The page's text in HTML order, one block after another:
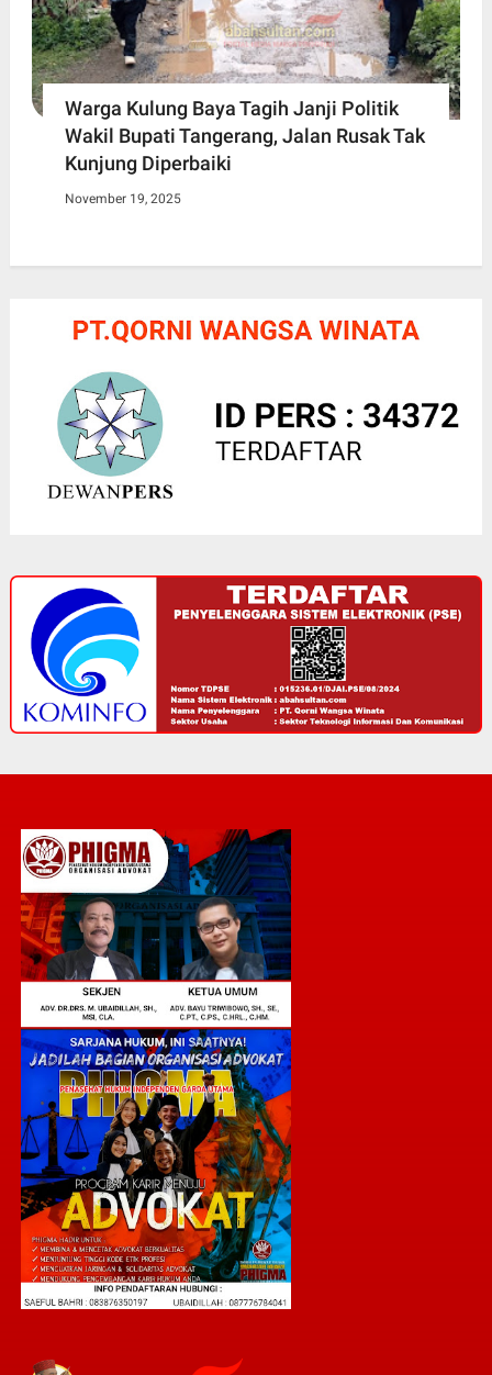
Warga Kulung Baya Tagih Janji Politik
Wakil Bupati Tangerang, Jalan Rusak Tak
Kunjung Diperbaiki
November 19, 2025